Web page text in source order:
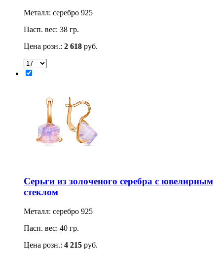
Металл: серебро 925
Пасп. вес: 38 гр.
Цена розн.: 2 618 руб.
Серьги из золоченого серебра с ювелирным
стеклом
Металл: серебро 925
Пасп. вес: 40 гр.
Цена розн.: 4 215 руб.